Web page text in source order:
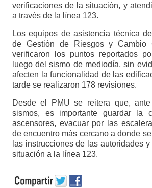
verificaciones de la situación, y
a través de la línea 123.
Los equipos de asistencia técnica
de Gestión de Riesgos y Cambio
verificaron los puntos reportados
luego del sismo de mediodía, sin
afecten la funcionalidad de las
tarde se realizaron 178 revisiones.
Desde el PMU se reitera que,
sismos, es importante guardar la
ascensores, evacuar por las
de encuentro más cercano a donde
las instrucciones de las autoridades
situación a la línea 123.